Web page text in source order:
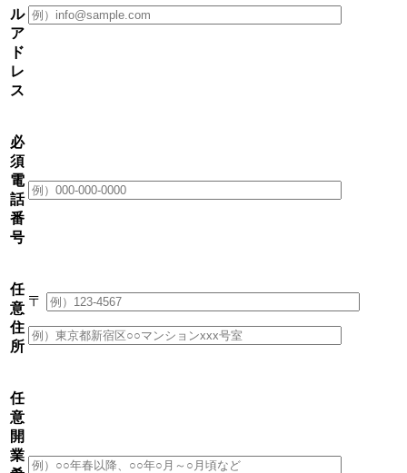
ル
ア
ド
レ
ス
必
須
電
話
番
号
任
意
住
所
〒
任
意
開
業